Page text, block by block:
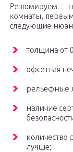
Резюмируем —
комнаты,
следующие
толщина от
офсетная
рельефные
наличие
количество
лучше;